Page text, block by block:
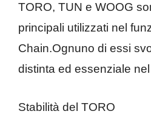
TORO, TUN e WOOG
principali utilizzati nel
Chain.Ognuno di essi
distinta ed essenziale
Stabilità del TORO